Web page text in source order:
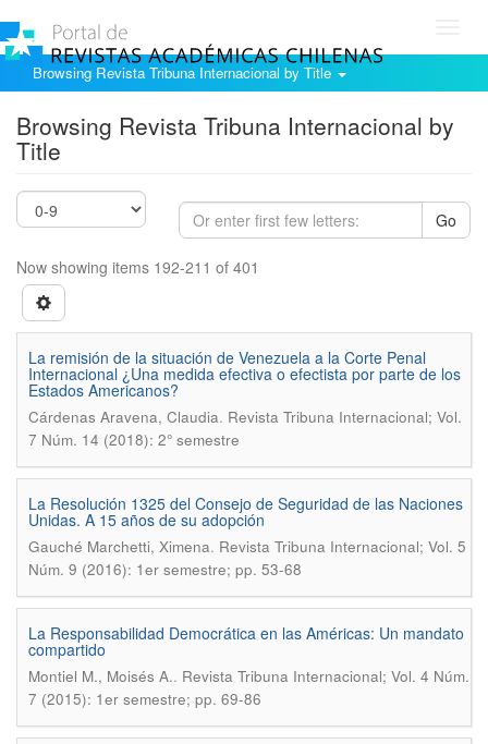
Browsing Revista Tribuna Internacional by Title
Browsing Revista Tribuna Internacional by
Title
Go
Now showing items 192-211 of 401
La remisión de la situación de Venezuela a la Corte Penal
Internacional ¿Una medida efectiva o efectista por parte de los
Estados Americanos?
Cárdenas Aravena, Claudia. Revista Tribuna Internacional; Vol.
7 Núm. 14 (2018): 2° semestre
La Resolución 1325 del Consejo de Seguridad de las Naciones
Unidas. A 15 años de su adopción
Gauché Marchetti, Ximena. Revista Tribuna Internacional; Vol. 5
Núm. 9 (2016): 1er semestre; pp. 53-68
La Responsabilidad Democrática en las Américas: Un mandato
compartido
Montiel M., Moisés A.. Revista Tribuna Internacional; Vol. 4 Núm.
7 (2015): 1er semestre; pp. 69-86